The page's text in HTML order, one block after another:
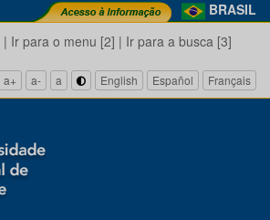
BRASIL
| Ir para o menu [2] | Ir para a busca [3]
a+ a- a English Español Français